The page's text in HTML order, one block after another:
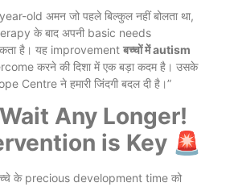
old अमन जो पहले बिल्कुल नहीं बोलता था,
के बाद अपनी basic needs
है। यह improvement बच्चों में autism
करने की दिशा में एक बड़ा कदम है। उसके
Centre ने हमारी जिंदगी बदल दी है।”
Any Longer!
is Key 🚨
के precious development time को